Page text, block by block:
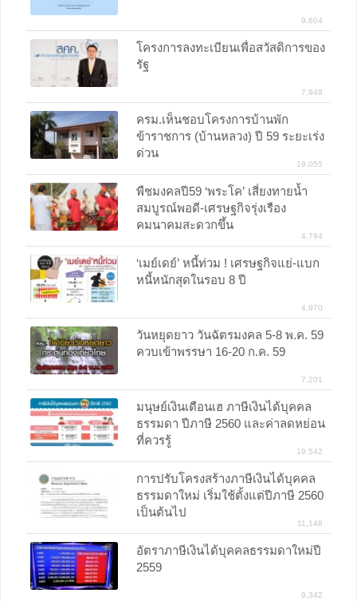
9,604
โครงการลงทะเบียนเพื่อสวัสดิการของ
รัฐ
7,949
ครม.เห็นชอบโครงการบ้านพัก
ข้าราชการ (บ้านหลวง) ปี 59 ระยะเร่ง
ด่วน
19,055
พืชมงคลปี59 ‘พระโค’ เสี่ยงทายน้ำ
สมบูรณ์พอดี-เศรษฐกิจรุ่งเรือง
คมนาคมสะดวกขึ้น
4,794
‘เมย์เดย์’ หนี้ท่วม ! เศรษฐกิจแย่-แบก
หนี้หนักสุดในรอบ 8 ปี
4,970
วันหยุดยาว วันฉัตรมงคล 5-8 พ.ค. 59
ควบเข้าพรรษา 16-20 ก.ค. 59
7,201
มนุษย์เงินเดือนเฮ ภาษีเงินได้บุคคล
ธรรมดา ปีภาษี 2560 และค่าลดหย่อน
ที่ควรรู้
19,542
การปรับโครงสร้างภาษีเงินได้บุคคล
ธรรมดาใหม่ เริ่มใช้ตั้งแต่ปีภาษี 2560
เป็นต้นไป
11,148
อัตราภาษีเงินได้บุคคลธรรมดาใหม่ปี
2559
9,342